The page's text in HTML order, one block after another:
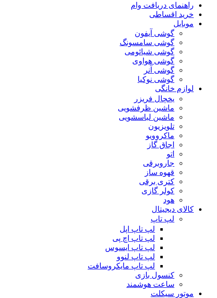
راهنمای دریافت وام
خرید اقساطی
موبایل
گوشی آیفون
گوشی سامسونگ
گوشی شیائومی
گوشی هواوی
گوشی آنر
گوشی نوکیا
لوازم خانگی
یخچال فریزر
ماشین ظرفشویی
ماشین لباسشویی
تلویزیون
ماکروویو
اجاق گاز
اتو
جاروبرقی
قهوه ساز
کتری برقی
کولر گازی
هود
کالای دیجیتال
لپ تاپ
لپ تاپ اپل
لپ تاپ اچ پی
لپ تاپ ایسوس
لپ تاپ لنوو
لپ تاپ مایکروسافت
کنسول بازی
ساعت هوشمند
موتور سیکلت